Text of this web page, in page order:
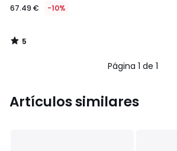
67.49 € -10%
5
/
Página 1 de 1
Artículos similares